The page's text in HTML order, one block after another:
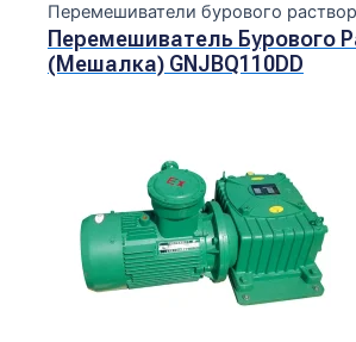
Перемешиватели бурового
Перемешиватель Бурового
(мешалка) GNJBQ110DD